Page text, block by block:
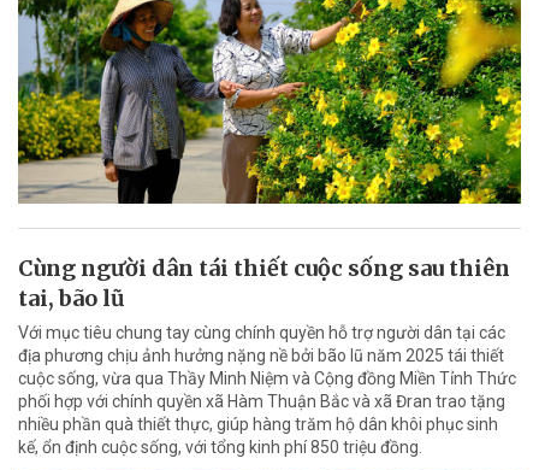
Cùng người dân tái thiết cuộc sống sau thiên
tai, bão lũ
Với mục tiêu chung tay cùng chính quyền hỗ trợ người dân tại các
địa phương chịu ảnh hưởng nặng nề bởi bão lũ năm 2025 tái thiết
cuộc sống, vừa qua Thầy Minh Niệm và Cộng đồng Miền Tỉnh Thức
phối hợp với chính quyền xã Hàm Thuận Bắc và xã Đran trao tặng
nhiều phần quà thiết thực, giúp hàng trăm hộ dân khôi phục sinh
kế, ổn định cuộc sống, với tổng kinh phí 850 triệu đồng.